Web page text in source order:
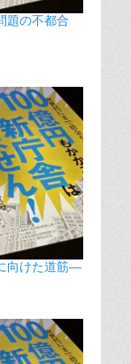
題の不都合
向けた道筋―